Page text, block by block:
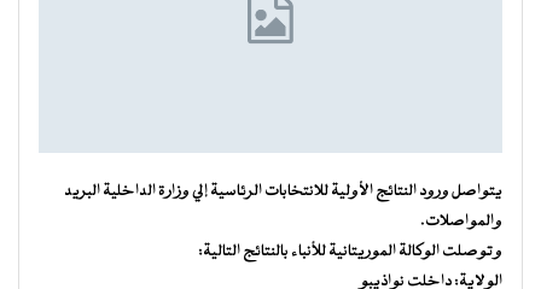
يتواصل ورود النتائج الأولية للانتخابات الرئاسية إلي وزارة الداخلية البريد
والمواصلات.
وتوصلت الوكالة الموريتانية للأنباء بالنتائج التالية:
الولاية: داخلت نواذيبو